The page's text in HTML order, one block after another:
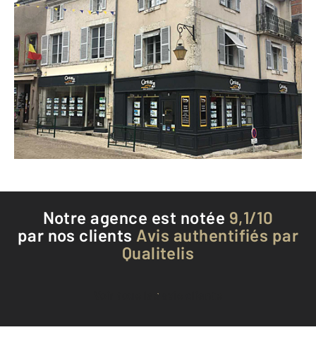
CENTURY 21 Néré Immobilier
8 place du Petit Marché
BEAUGENCY - 45190
Envoyer un message
Téléphoner à l'agence
Notre agence est notée 9,1/10
par nos clients Avis authentifiés par
Qualitelis
Voir tous les avis clients